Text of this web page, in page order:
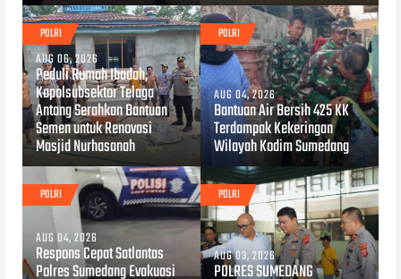
POLRI
AUG 06, 2026
Peduli Rumah Ibadah,
Kapolsubsektor Telaga
Antang Serahkan Bantuan
Semen untuk Renovasi
Masjid Nurhasanah
POLRI
AUG 04, 2026
Bantuan Air Bersih 425 KK
Terdampak Kekeringan
Wilayah Kodim Sumedang
POLRI
AUG 04, 2026
Respons Cepat Satlantas
Polres Sumedang Evakuasi
POLRI
AUG 03, 2026
POLRES SUMEDANG